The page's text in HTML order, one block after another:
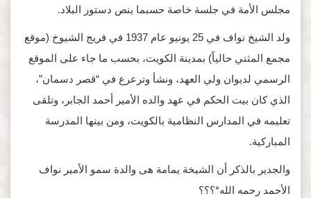
مجلس الأمة في جلسة خاصة حسبما ينص دستور البلاد.
ولد الشيخ نواف في 25 يونيو عام 1937 في فريج الشيوخ (موقع
مجمع المثني حالياً) بمدينة الكويت، بحسب ما جاء على الموقع
الرسمي لديوان ولي العهد، ونشأ وترعرع في “قصر دسمان”،
الذي كان بيت الحكم في عهد والده الأمير أحمد الجابر، وتلقى
تعليمه في المدارس النظامية بالكويت، ومن بينها المدرسة
المباركية.
والجدير بالذكر أن الشيخة يمامة هى والدة سمو الأمير نواف
الأحمد رحمه الله*؟؟؟